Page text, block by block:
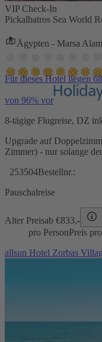
VIP Check-In
Pickalbatros Sea World
Ägypten - Marsa Alam
Für dieses Hotel liegen
von 96% vor
8-tägige Flugreise, DZ
Upgrade auf
Zimmer) - nur solange
253504Bestellnr.:
Pauschalreise
Alter Preisab €833,-
pro PersonPreis
allsun Hotel Zorbas